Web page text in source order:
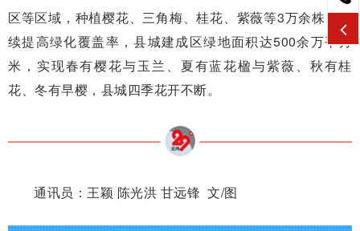
区等区域，种植樱花、三角梅、桂花、紫薇等3万余株，持
续提高绿化覆盖率，县城建成区绿地面积达500余万平方
米，实现春有樱花与玉兰、夏有蓝花楹与紫薇、秋有桂
花、冬有早樱，县城四季花开不断。
通讯员：王颖 陈光洪 甘远锋 文/图